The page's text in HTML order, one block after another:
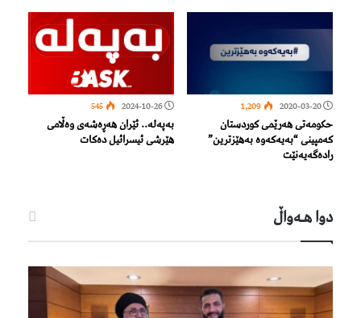
2020-03-20
1,209
حکومەتی هەرێمی کوردستان
کەمپینی “بەیەکەوە بەهێزترین”
رادەگەیەنێت
2024-10-26
545
بەپەلە.. ئێران هەڕەشەی وەڵامی
هێرشی ئیسرائیل دەکات
دوا هـه‌واڵ